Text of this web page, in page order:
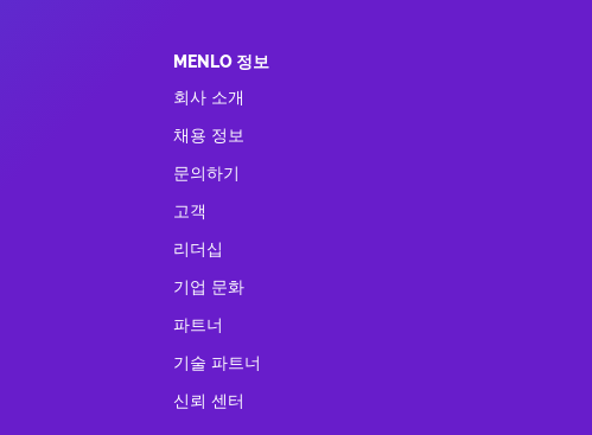
MENLO 정보
회사 소개
채용 정보
문의하기
고객
리더십
기업 문화
파트너
기술 파트너
신뢰 센터